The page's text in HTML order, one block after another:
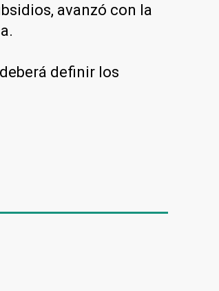
avanzó con la
definir los